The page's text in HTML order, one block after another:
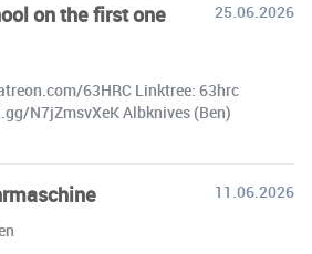
on the first one
25.06.2026
63HRC Linktree: 63hrc
N7jZmsvXeK Albknives (Ben)
11.06.2026